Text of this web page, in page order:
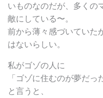
いものなのだが、多くの
敵にしている〜。
前から薄々感づいていた
はないらしい。
私がゴゾの人に
「ゴゾに住むのが夢だっ
と言うと、